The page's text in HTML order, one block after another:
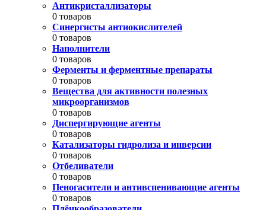
Антикристаллизаторы
0 товаров
Синергисты антиокислителей
0 товаров
Наполнители
0 товаров
Ферменты и ферментные препараты
0 товаров
Вещества для активности полезных
микроорганизмов
0 товаров
Диспергирующие агенты
0 товаров
Катализаторы гидролиза и инверсии
0 товаров
Отбеливатели
0 товаров
Пеногасители и антивспенивающие агенты
0 товаров